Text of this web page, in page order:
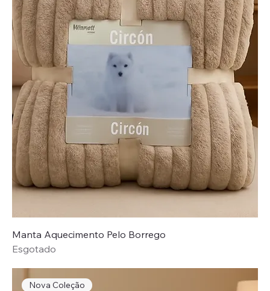
Manta Aquecimento Pelo Borrego
Esgotado
Nova Coleção